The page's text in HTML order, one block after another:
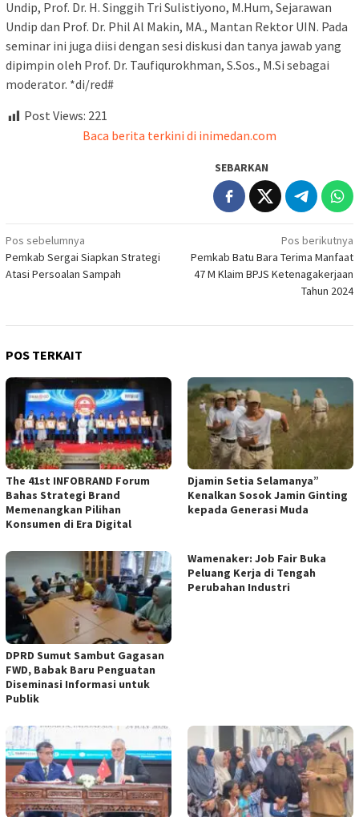
Undip, Prof. Dr. H. Singgih Tri Sulistiyono, M.Hum, Sejarawan
Undip dan Prof. Dr. Phil Al Makin, MA., Mantan Rektor UIN. Pada
seminar ini juga diisi dengan sesi diskusi dan tanya jawab yang
dipimpin oleh Prof. Dr. Taufiqurokhman, S.Sos., M.Si sebagai
moderator. *di/red#
Post Views: 221
Baca berita terkini di inimedan.com
SEBARKAN
Navigasi
pos
Pos sebelumnya
Pemkab Sergai Siapkan Strategi
Atasi Persoalan Sampah
Pos berikutnya
Pemkab Batu Bara Terima Manfaat
47 M Klaim BPJS Ketenagakerjaan
Tahun 2024
POS TERKAIT
The 41st INFOBRAND Forum
Bahas Strategi Brand
Memenangkan Pilihan
Konsumen di Era Digital
Djamin Setia Selamanya”
Kenalkan Sosok Jamin Ginting
kepada Generasi Muda
DPRD Sumut Sambut Gagasan
FWD, Babak Baru Penguatan
Diseminasi Informasi untuk
Publik
Wamenaker: Job Fair Buka
Peluang Kerja di Tengah
Perubahan Industri